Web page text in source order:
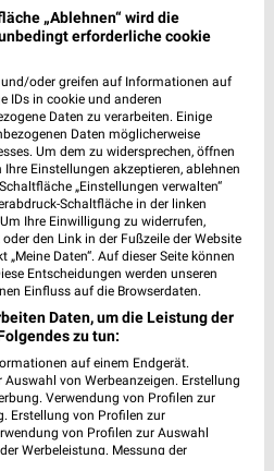
97
Leipzig
1
Leipzig
1
„Ablehnen“ wird die
erforderliche cookie
oder greifen auf Informationen auf
IDs in cookie und anderen
Daten zu verarbeiten. Einige
Daten möglicherweise
Um dem zu widersprechen, öffnen
Ihre Einstellungen akzeptieren, ablehnen
„Einstellungen verwalten“
Schaltfläche in der linken
Ihre Einwilligung zu widerrufen,
den Link in der Fußzeile der Website
Daten“. Auf dieser Seite können
Entscheidungen werden unseren
Einfluss auf die Browserdaten.
Daten, um die Leistung der
zu tun:
auf einem Endgerät.
von Werbeanzeigen. Erstellung
Verwendung von Profilen zur
Erstellung von Profilen zur
von Profilen zur Auswahl
Werbeleistung. Messung der